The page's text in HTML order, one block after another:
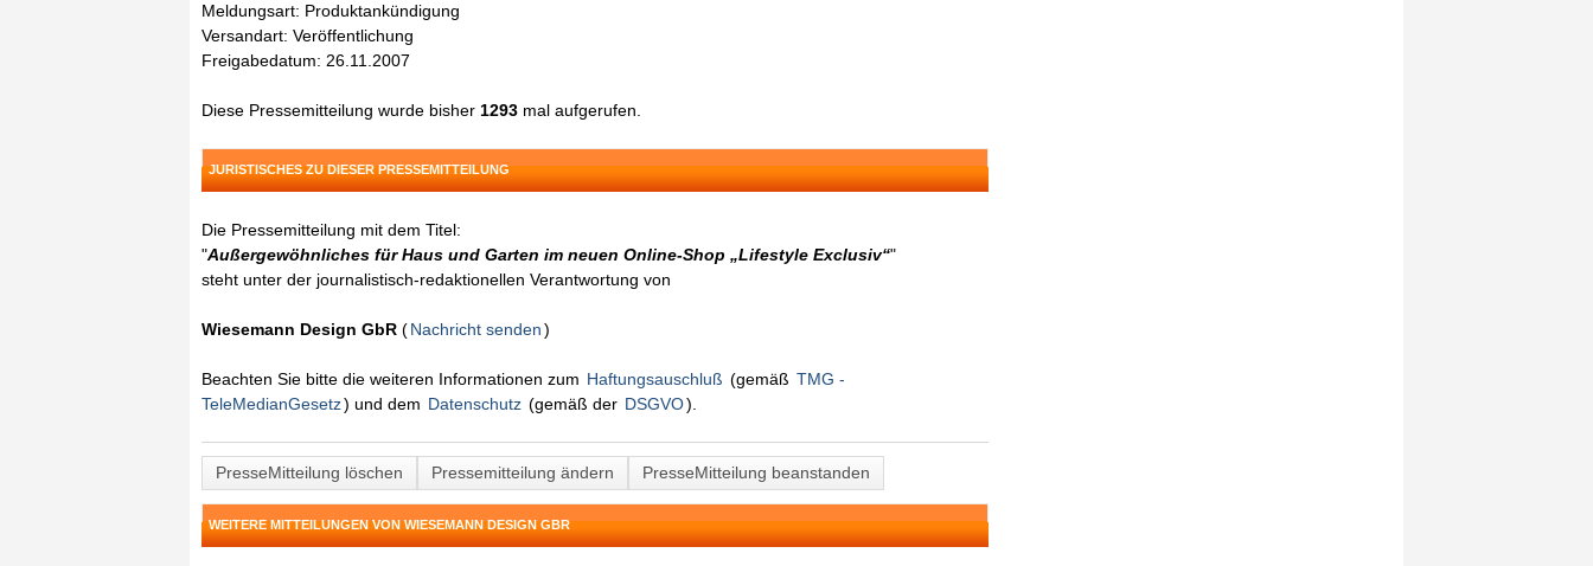
Meldungsart: Produktankündigung
Versandart: Veröffentlichung
Freigabedatum: 26.11.2007
Diese Pressemitteilung wurde bisher 1293 mal aufgerufen.
JURISTISCHES ZU DIESER PRESSEMITTEILUNG
Die Pressemitteilung mit dem Titel:
"Außergewöhnliches für Haus und Garten im neuen Online-Shop „Lifestyle Exclusiv“"
steht unter der journalistisch-redaktionellen Verantwortung von
Wiesemann Design GbR (Nachricht senden)
Beachten Sie bitte die weiteren Informationen zum Haftungsauschluß (gemäß TMG -
TeleMedianGesetz) und dem Datenschutz (gemäß der DSGVO).
PresseMitteilung löschen Pressemitteilung ändern PresseMitteilung beanstanden
WEITERE MITTEILUNGEN VON WIESEMANN DESIGN GBR